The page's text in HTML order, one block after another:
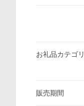
お礼品カテゴリ
販売期間